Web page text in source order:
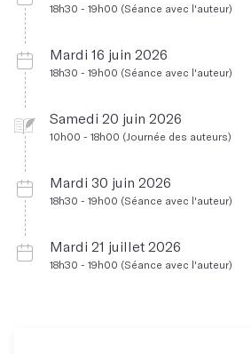
18h30 - 19h00 (Séance avec l'auteur)
Mardi 16 juin 2026
18h30 - 19h00 (Séance avec l'auteur)
Samedi 20 juin 2026
10h00 - 18h00 (Journée des auteurs)
Mardi 30 juin 2026
18h30 - 19h00 (Séance avec l'auteur)
Mardi 21 juillet 2026
18h30 - 19h00 (Séance avec l'auteur)